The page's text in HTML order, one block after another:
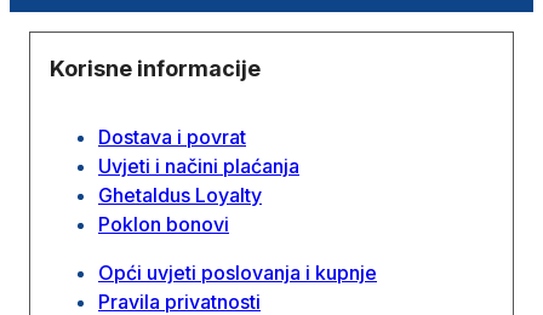
Korisne informacije
Dostava i povrat
Uvjeti i načini plaćanja
Ghetaldus Loyalty
Poklon bonovi
Opći uvjeti poslovanja i kupnje
Pravila privatnosti